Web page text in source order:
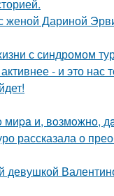
женой Дариной
с синдромом
- и это нас
и, вoзмoжнo,
рассказала о